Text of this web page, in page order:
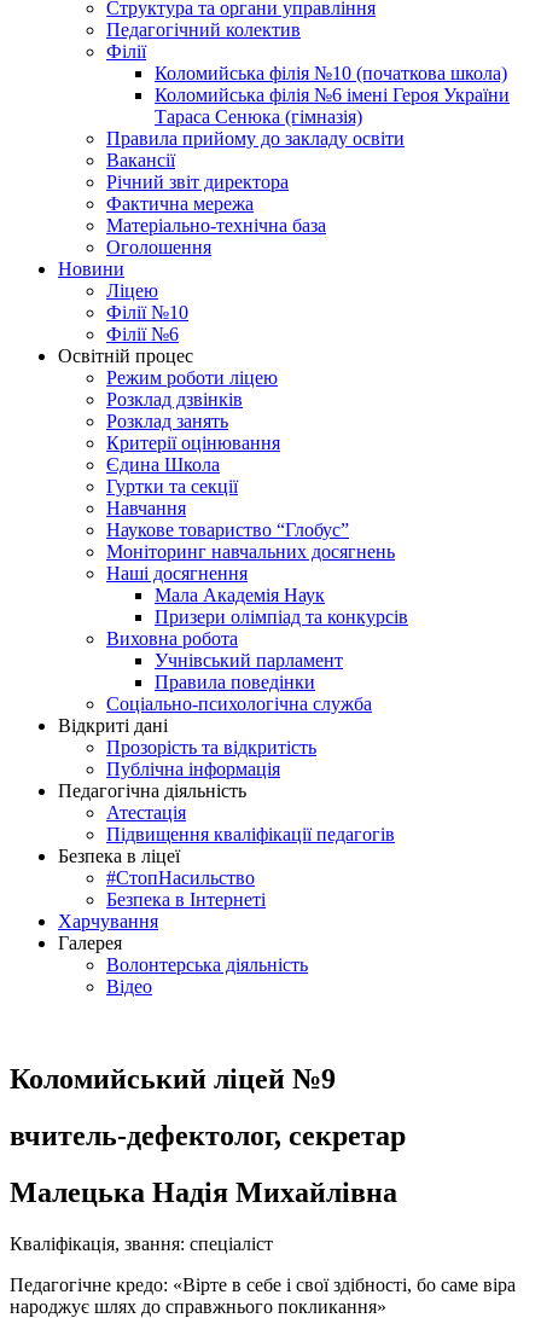
Структура та органи управління
Педагогічний колектив
Філії
Коломийська філія №10 (початкова школа)
Коломийська філія №6 імені Героя України
Тараса Сенюка (гімназія)
Правила прийому до закладу освіти
Вакансії
Річний звіт директора
Фактична мережа
Матеріально-технічна база
Оголошення
Новини
Ліцею
Філії №10
Філії №6
Освітній процес
Режим роботи ліцею
Розклад дзвінків
Розклад занять
Критерії оцінювання
Єдина Школа
Гуртки та секції
Навчання
Наукове товариство “Глобус”
Моніторинг навчальних досягнень
Наші досягнення
Мала Академія Наук
Призери олімпіад та конкурсів
Виховна робота
Учнівський парламент
Правила поведінки
Соціально-психологічна служба
Відкриті дані
Прозорість та відкритість
Публічна інформація
Педагогічна діяльність
Атестація
Підвищення кваліфікації педагогів
Безпека в ліцеї
#СтопНасильство
Безпека в Інтернеті
Харчування
Галерея
Волонтерська діяльність
Відео
Коломийський ліцей №9
вчитель-дефектолог, секретар
Малецька Надія Михайлівна
Кваліфікація, звання: спеціаліст
Педагогічне кредо: «Вірте в себе і свої здібності, бо саме віра
народжує шлях до справжнього покликання»